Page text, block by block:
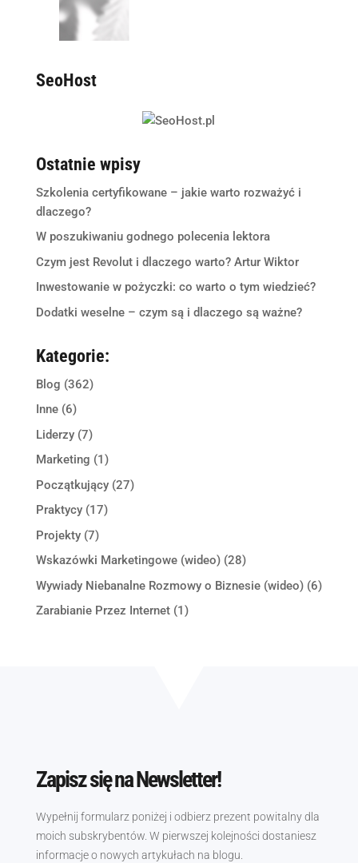
SeoHost
Ostatnie wpisy
Szkolenia certyfikowane – jakie warto rozważyć i
dlaczego?
W poszukiwaniu godnego polecenia lektora
Czym jest Revolut i dlaczego warto? Artur Wiktor
Inwestowanie w pożyczki: co warto o tym wiedzieć?
Dodatki weselne – czym są i dlaczego są ważne?
Kategorie:
Blog (362)
Inne(6)
Liderzy(7)
Marketing (1)
Początkujący(27)
Praktycy(17)
Projekty(7)
Wskazówki Marketingowe (wideo)(28)
Wywiady Niebanalne Rozmowy o Biznesie (wideo)(6)
Zarabianie Przez Internet(1)
Zapisz się na Newsletter!
Wypełnij formularz poniżej i odbierz prezent powitalny dla
moich subskrybentów. W pierwszej kolejności dostaniesz
informacje o nowych artykułach na blogu.